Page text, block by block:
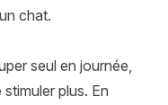
chat.
seul en journée,
plus. En